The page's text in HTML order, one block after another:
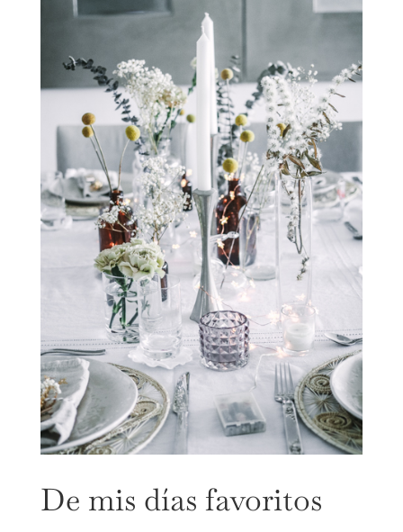
De mis días favoritos